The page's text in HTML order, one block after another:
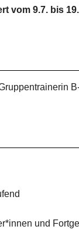
vom 9.7. bis
und